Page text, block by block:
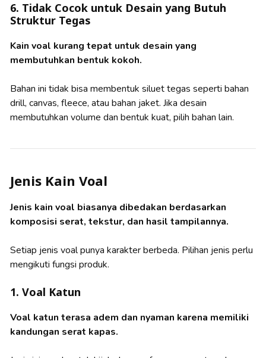
6. Tidak Cocok untuk Desain yang Butuh
Struktur Tegas
Kain voal kurang tepat untuk desain yang
membutuhkan bentuk kokoh.
Bahan ini tidak bisa membentuk siluet tegas seperti bahan
drill, canvas, fleece, atau bahan jaket. Jika desain
membutuhkan volume dan bentuk kuat, pilih bahan lain.
Jenis Kain Voal
Jenis kain voal biasanya dibedakan berdasarkan
komposisi serat, tekstur, dan hasil tampilannya.
Setiap jenis voal punya karakter berbeda. Pilihan jenis perlu
mengikuti fungsi produk.
1. Voal Katun
Voal katun terasa adem dan nyaman karena memiliki
kandungan serat kapas.